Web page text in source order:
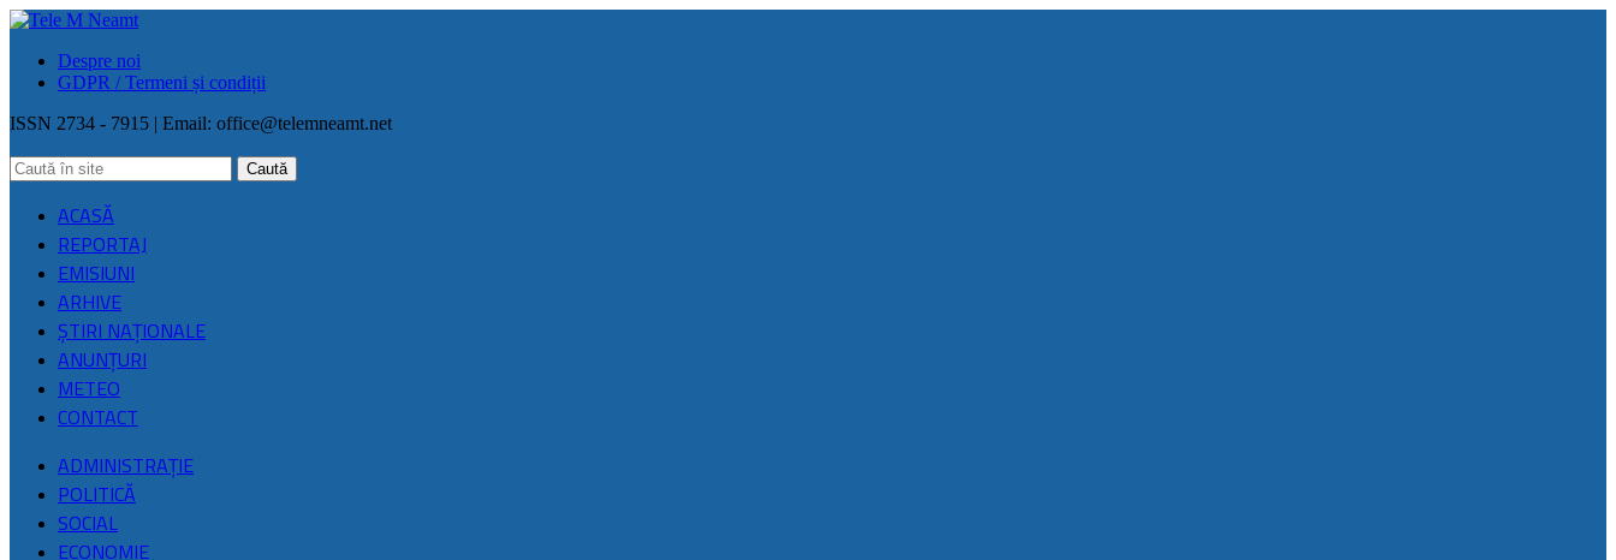
Despre noi
GDPR / Termeni și condiții
ISSN 2734 - 7915 | Email: office@telemneamt.net
ACASĂ
REPORTAJ
EMISIUNI
ARHIVE
ŞTIRI NAŢIONALE
ANUNȚURI
METEO
CONTACT
ADMINISTRAȚIE
POLITICĂ
SOCIAL
ECONOMIE